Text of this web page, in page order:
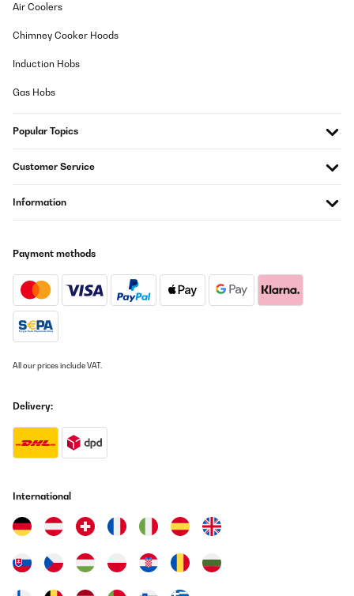
12/06/2025
Amazon-Benutzer
Translate
Ich habe den Klarstein Aktivkohlefilter für Dunstabzugshauben
Lösung, um unangenehme Gerüche in der Küche zu eliminieren
angenehmer als zuvor.Der Aktivkohlefilter ist einfach zu
installieren und passt perfekt in die meisten Dunstabzugshauben
von Klarstein sogar in meine alte Eurodomo. Die klare Anleitung
Materials ist solide, und der Filter fügt sich nahtlos in das
Aktivkohlefilter besonders auszeichnet, ist seine Leistung bei der
Entfernung von Kochgerüchen. Er absorbiert effektiv Fett- und
unangenehme Gerüche. Nach dem Gebrauch bleiben die Räume
frisch und frei von Kochdünsten.Ein weiterer Pluspunkt ist die
Air Coolers
Chimney Cooker Hoods
Induction Hobs
Gas Hobs
Popular Topics
Customer Service
Information
Payment methods
All our prices include VAT.
Delivery:
International